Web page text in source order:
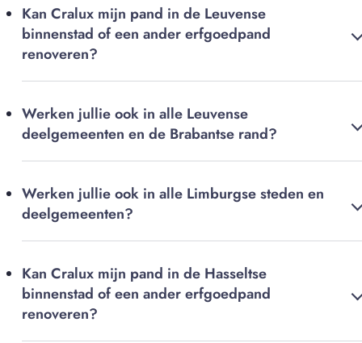
Kan Cralux mijn pand in de Leuvense
binnenstad of een ander erfgoedpand
renoveren?
Werken jullie ook in alle Leuvense
deelgemeenten en de Brabantse rand?
Werken jullie ook in alle Limburgse steden en
deelgemeenten?
Kan Cralux mijn pand in de Hasseltse
binnenstad of een ander erfgoedpand
renoveren?